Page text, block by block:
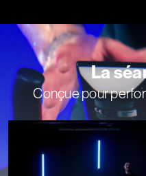
La
Conçue pour